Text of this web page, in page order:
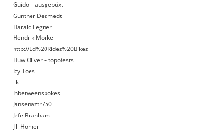
Guido – ausgebüxt
Gunther Desmedt
Harald Legner
Hendrik Morkel
http://Ed%20Rides%20Bikes
Huw Oliver – topofests
Icy Toes
iik
Inbetweenspokes
Jansenaztr750
Jefe Branham
Jill Homer